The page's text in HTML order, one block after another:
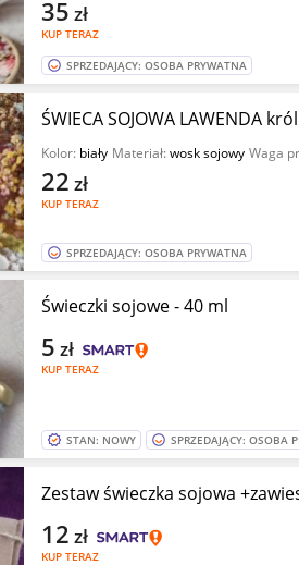
KUP TERAZ
35 zł
SPRZEDAJĄCY: OSOBA PRYWATNA
ŚWIECA SOJOWA LAWENDA
Kolor: biały Materiał:wosk sojowy Waga
KUP TERAZ
22 zł
SPRZEDAJĄCY: OSOBA PRYWATNA
Świeczki sojowe - 40 ml
KUP TERAZ
5 zł
STAN: NOWY SPRZEDAJĄCY: OSOBA
Zestaw świeczka sojowa
KUP TERAZ
12 zł